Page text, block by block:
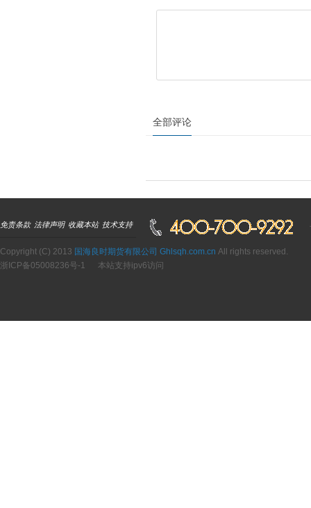
全部评论
免责条款 法律声明 收藏本站 技术支持
Copyright (C) 2013 国海良时期货有限公司 Ghlsqh.com.cn All rights reserved.
浙ICP备05008236号-1 本站支持ipv6访问